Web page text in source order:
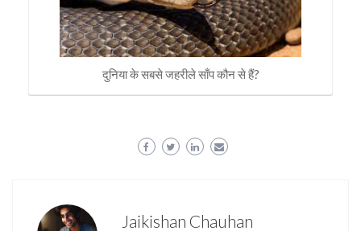
दुनिया के सबसे जहरीले साँप कौन से हैं?
Jaikishan Chauhan